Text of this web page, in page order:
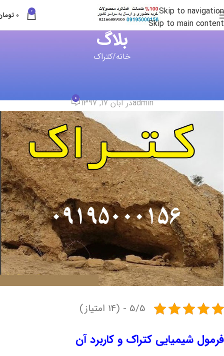
Skip to navigation
Skip to main content
0
0
بلاگ
خانه کتراک
adminدر آبان 17, 1397 0
5/5 - (14 امتیاز)
فرمول شیمیایی کتراک و کاربرد آن